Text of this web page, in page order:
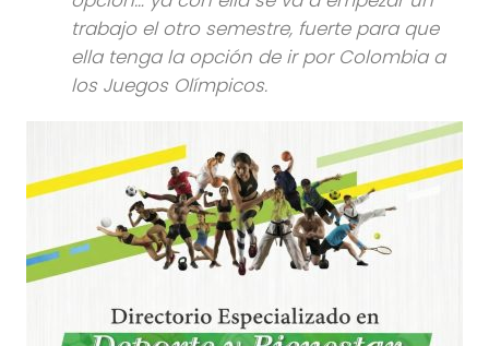
trabajo el otro semestre, fuerte para que
ella tenga la opción de ir por Colombia a
los Juegos Olímpicos.